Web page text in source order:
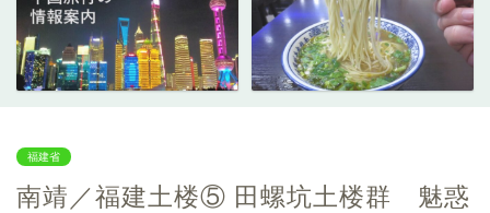
福建省
南靖／福建土楼⑤ 田螺坑土楼群 魅惑